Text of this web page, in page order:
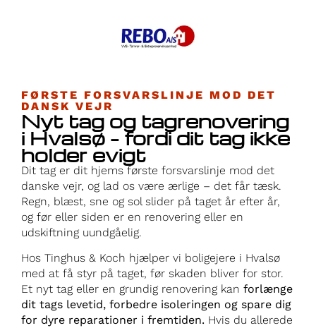
FØRSTE FORSVARSLINJE MOD DET
DANSK VEJR
Nyt tag og tagrenovering
i Hvalsø – fordi dit tag ikke
holder evigt
Dit tag er dit hjems første forsvarslinje mod det
danske vejr, og lad os være ærlige – det får tæsk.
Regn, blæst, sne og sol slider på taget år efter år,
og før eller siden er en renovering eller en
udskiftning uundgåelig.
Hos Tinghus & Koch hjælper vi boligejere i Hvalsø
med at få styr på taget, før skaden bliver for stor.
Et nyt tag eller en grundig renovering kan forlænge
dit tags levetid, forbedre isoleringen og spare dig
for dyre reparationer i fremtiden. Hvis du allerede